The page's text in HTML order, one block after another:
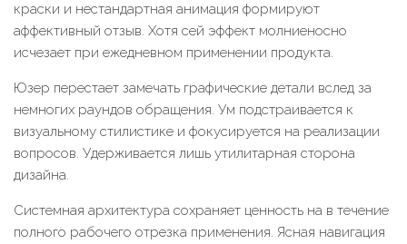
краски и нестандартная анимация формируют
аффективный отзыв. Хотя сей эффект молниеносно
исчезает при ежедневном применении продукта.
Юзер перестает замечать графические детали вслед за
немногих раундов обращения. Ум подстраивается к
визуальному стилистике и фокусируется на реализации
вопросов. Удерживается лишь утилитарная сторона
дизайна.
Системная архитектура сохраняет ценность на в течение
полного рабочего отрезка применения. Ясная навигация